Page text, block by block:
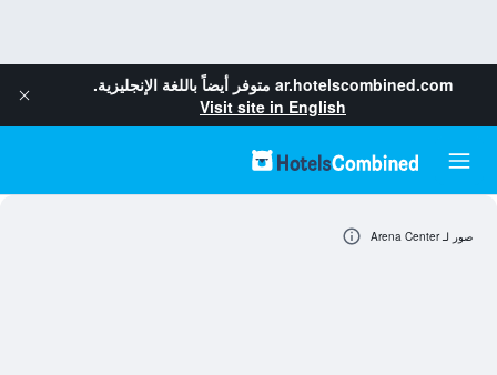
ar.hotelscombined.com متوفر أيضاً باللغة الإنجليزية.
Visit site in English
صور لـ Arena Center